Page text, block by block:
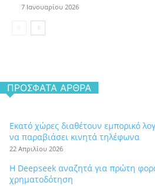
7 Ιανουαρίου 2026
ΠΡΌΣΦΑΤΑ ΆΡΘΡΑ
Εκατό χώρες διαθέτουν εμπορικό
να παραβιάσει κινητά τηλέφωνα
22 Απριλίου 2026
Η Deepseek αναζητά για πρώτη
χρηματοδότηση